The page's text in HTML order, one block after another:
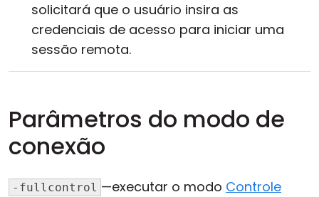
solicitará que o usuário insira as
credenciais de acesso para iniciar uma
sessão remota.
Parâmetros do modo de
conexão
-fullcontrol —executar o modo Controle